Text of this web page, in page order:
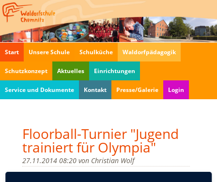
Start Unsere Schule Schulküche Waldorfpädagogik
Schutzkonzept Aktuelles Einrichtungen
Service und Dokumente Kontakt Presse/Galerie Login
Floorball-Turnier "Jugend
trainiert für Olympia"
27.11.2014 08:20von Christian Wolf